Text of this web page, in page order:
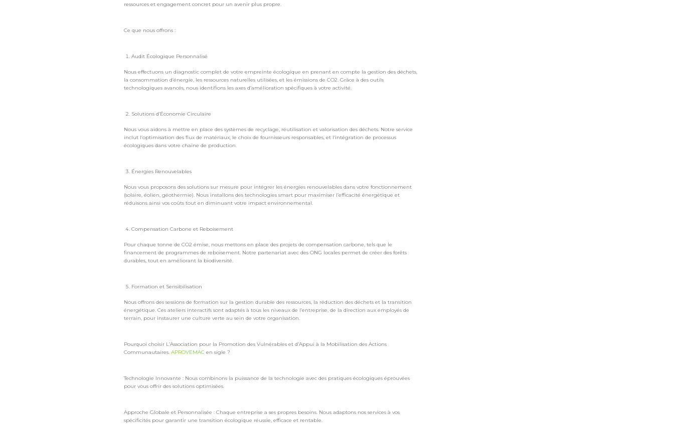
ressources et engagement concret pour un avenir plus propre.
Ce que nous offrons :
Audit Écologique Personnalisé
Nous effectuons un diagnostic complet de votre empreinte écologique en prenant en compte la gestion des déchets,
la consommation d’énergie, les ressources naturelles utilisées, et les émissions de CO2. Grâce à des outils
technologiques avancés, nous identifions les axes d’amélioration spécifiques à votre activité.
Solutions d’Économie Circulaire
Nous vous aidons à mettre en place des systèmes de recyclage, réutilisation et valorisation des déchets. Notre service
inclut l’optimisation des flux de matériaux, le choix de fournisseurs responsables, et l’intégration de processus
écologiques dans votre chaîne de production.
Énergies Renouvelables
Nous vous proposons des solutions sur mesure pour intégrer les énergies renouvelables dans votre fonctionnement
(solaire, éolien, géothermie). Nous installons des technologies smart pour maximiser l’efficacité énergétique et
réduisons ainsi vos coûts tout en diminuant votre impact environnemental.
Compensation Carbone et Reboisement
Pour chaque tonne de CO2 émise, nous mettons en place des projets de compensation carbone, tels que le
financement de programmes de reboisement. Notre partenariat avec des ONG locales permet de créer des forêts
durables, tout en améliorant la biodiversité.
Formation et Sensibilisation
Nous offrons des sessions de formation sur la gestion durable des ressources, la réduction des déchets et la transition
énergétique. Ces ateliers interactifs sont adaptés à tous les niveaux de l’entreprise, de la direction aux employés de
terrain, pour instaurer une culture verte au sein de votre organisation.
Pourquoi choisir L’Association pour la Promotion des Vulnérables et d’Appui à la Mobilisation des Actions
Communautaires. APROVEMAC en sigle ?
Technologie Innovante : Nous combinons la puissance de la technologie avec des pratiques écologiques éprouvées
pour vous offrir des solutions optimisées.
Approche Globale et Personnalisée : Chaque entreprise a ses propres besoins. Nous adaptons nos services à vos
spécificités pour garantir une transition écologique réussie, efficace et rentable.